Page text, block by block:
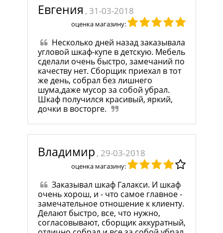
Евгения , 31-03-2018
оценка магазину:
Несколько дней назад заказывала
угловой шкаф-купе в детскую. Мебель
сделали очень быстро, замечаний по
качеству нет. Сборщик приехал в тот
же день, собрал без лишнего
шума,даже мусор за собой убрал.
Шкаф получился красивый, яркий,
дочки в восторге.
Владимир , 29-03-2018
оценка магазину:
Заказывал шкаф Галакси. И шкаф
очень хорош, и - что самое главное -
замечательное отношение к клиенту.
Делают быстро, все, что нужно,
согласовывают, сборщик аккуратный,